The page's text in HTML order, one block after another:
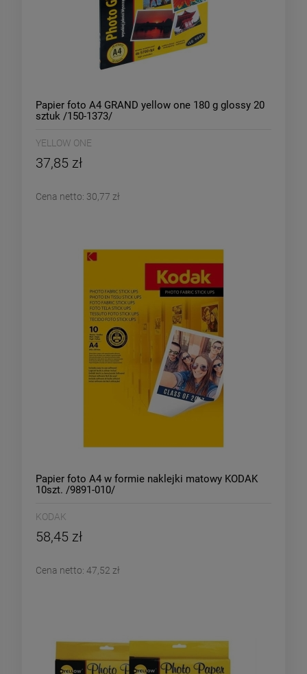
Papier foto A4 GRAND yellow one 180 g glossy 20
sztuk /150-1373/
YELLOW ONE
37,85 zł
Cena netto: 30,77 zł
Papier foto A4 w formie naklejki matowy KODAK
10szt. /9891-010/
KODAK
58,45 zł
Cena netto: 47,52 zł